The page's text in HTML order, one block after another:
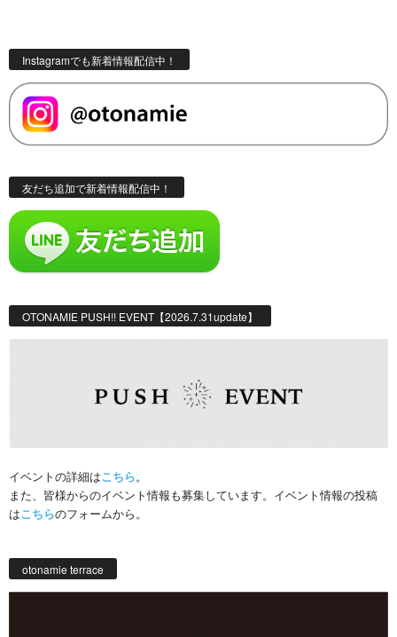
Instagramでも新着情報配信中！
友だち追加で新着情報配信中！
OTONAMIE PUSH!! EVENT【2026.7.31update】
イベントの詳細はこちら。
また、皆様からのイベント情報も募集しています。イベント情報の投稿
はこちらのフォームから。
otonamie terrace